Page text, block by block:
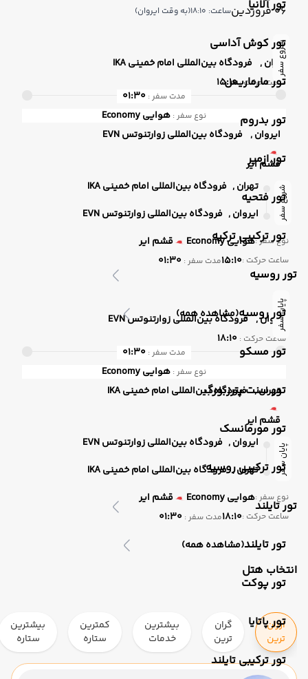
تور آلانیا
تور کوش آداسی
تور مارماریس
تور بدروم
تور ازمیر
تور فتحیه
تور ترکیبی ترکیه
تور روسیه
تور روسیه(مشاهده همه)
تور مسکو
تور سنت پترزبورگ
تور مورمانسک
تور ترکیبی روسیه
تور تایلند
تور تایلند(مشاهده همه)
تور پوکت
تور پاتایا
تور ترکیبی تایلند
06 فروردین ساعت: 18:10 (به وقت ایروان)
شروع سفر
تهران , فرودگاه بین‌المللی امام خمینی IKA
ساعت حرکت :15:10
مدت سفر : 01:30
نوع سفر : هوایی
ایروان , فرودگاه بین‌المللی زوارتنوتس EVN
قشم ایر
شروع سفر تهران , فرودگاه بین‌المللی امام خمینی IKA
ایروان , فرودگاه بین‌المللی زوارتنوتس EVN
نوع سفر :هواییEconomy قشم ایر
ساعت حرکت :15:10مدت سفر : 01:30
پایان سفر
ایروان , فرودگاه بین‌المللی زوارتنوتس EVN
ساعت حرکت : 18:10
مدت سفر : 01:30
نوع سفر : هوایی
تهران , فرودگاه بین‌المللی امام خمینی IKA
قشم ایر
پایان سفر ایروان , فرودگاه بین‌المللی زوارتنوتس EVN
تهران , فرودگاه بین‌المللی امام خمینی IKA
نوع سفر :هوایی قشم ایر
ساعت حرکت :18:10مدت سفر : 01:30
انتخاب هتل
ارزان
ترین
گران
ترین
بیشترین
خدمات
کمترین
ستاره
بیشترین
ستاره